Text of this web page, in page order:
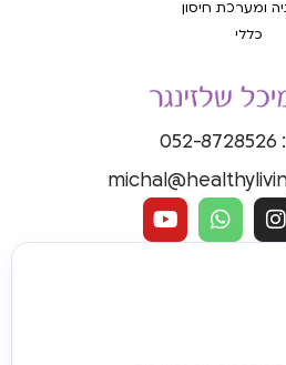
ומערכת חיסון
כללי